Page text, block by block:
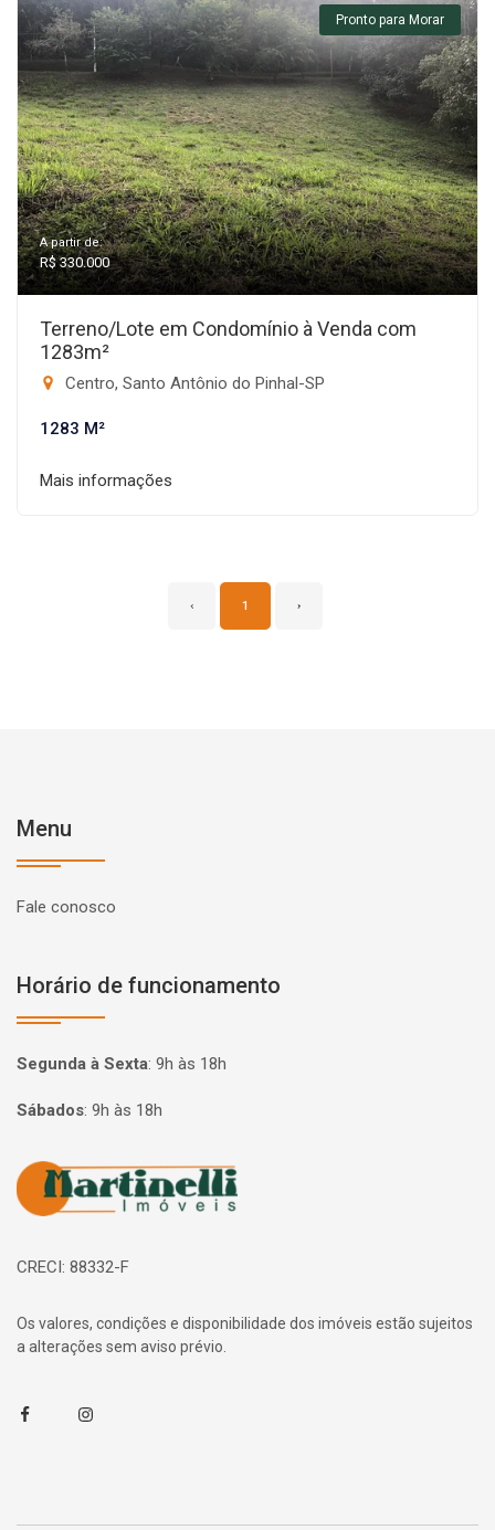
Pronto para Morar
A partir de:
R$ 330.000
Terreno/Lote em Condomínio à Venda com
1283m²
Centro, Santo Antônio do Pinhal-SP
1283 M²
Mais informações
‹ 1 ›
Menu
Fale conosco
Horário de funcionamento
Segunda à Sexta: 9h às 18h
Sábados: 9h às 18h
Página inicial
CRECI: 88332-F
Os valores, condições e disponibilidade dos imóveis estão sujeitos
a alterações sem aviso prévio.
FacebookInstagram